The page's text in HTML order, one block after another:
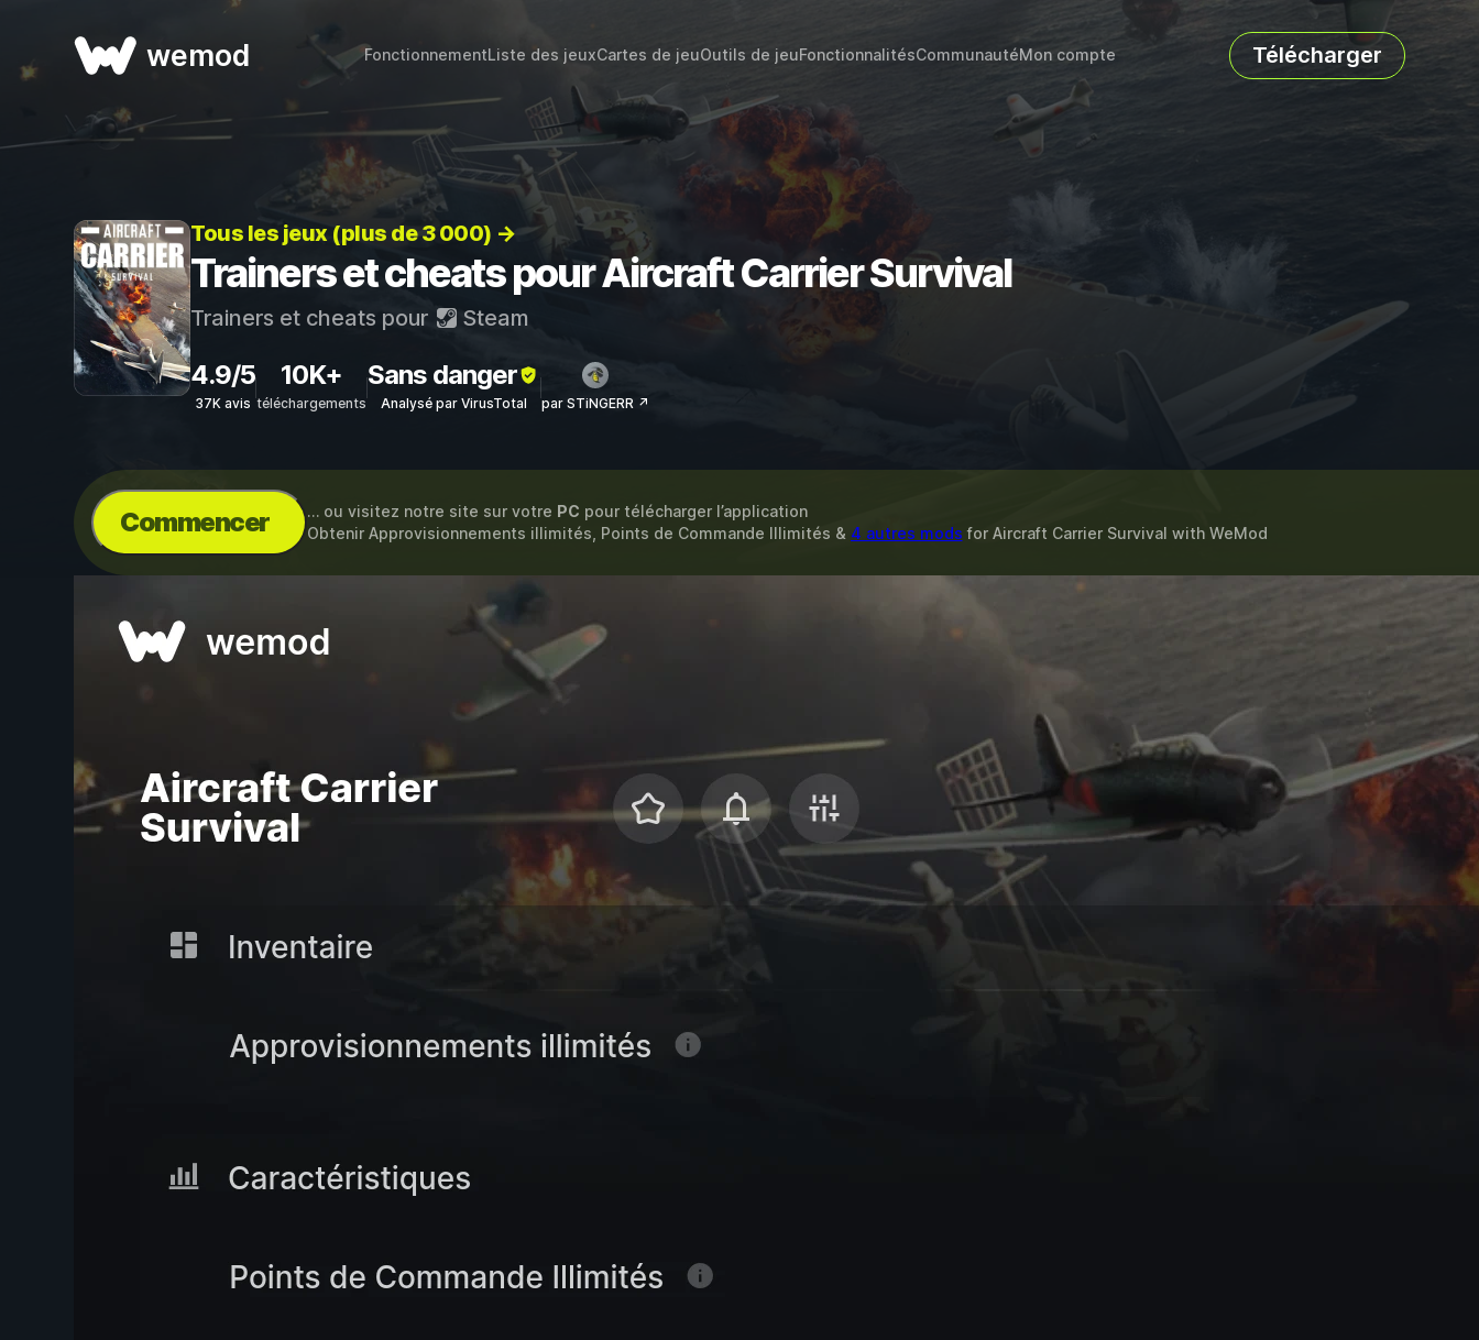
wemod FonctionnementListe des jeuxCartes de jeuOutils de jeuFonctionnalitésCommunautéMon compte Télécharger
Tous les jeux (plus de 3 000) →
Trainers et cheats pour Aircraft Carrier Survival
Trainers et cheats pour Steam
4.9/5
37K avis
10K+
téléchargements
Sans danger
Analysé par VirusTotal par STiNGERR ↗
Commencer … ou visitez notre site sur votre PC pour télécharger l’application
Obtenir Approvisionnements illimités, Points de Commande Illimités & 4 autres mods for Aircraft Carrier Survival with WeMod